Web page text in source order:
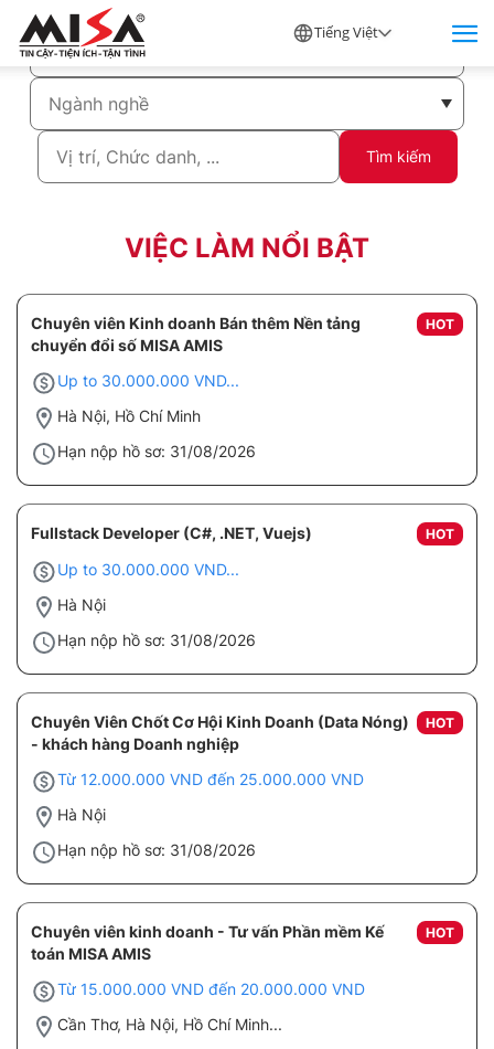
Tiếng Việt
Tìm kiếm
VIỆC LÀM NỔI BẬT
HOT
Chuyên viên Kinh doanh Bán thêm Nền tảng
chuyển đổi số MISA AMIS
Up to 30.000.000 VND...
Hà Nội, Hồ Chí Minh
Hạn nộp hồ sơ: 31/08/2026
HOT
Fullstack Developer (C#, .NET, Vuejs)
Up to 30.000.000 VND...
Hà Nội
Hạn nộp hồ sơ: 31/08/2026
HOT
Chuyên Viên Chốt Cơ Hội Kinh Doanh (Data Nóng)
- khách hàng Doanh nghiệp
Từ 12.000.000 VND đến 25.000.000 VND
Hà Nội
Hạn nộp hồ sơ: 31/08/2026
HOT
Chuyên viên kinh doanh - Tư vấn Phần mềm Kế
toán MISA AMIS
Từ 15.000.000 VND đến 20.000.000 VND
Cần Thơ, Hà Nội, Hồ Chí Minh...